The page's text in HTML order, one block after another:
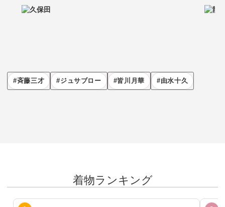
斉藤三才 ジュサブロー 皆川月華 由水十久
着物ランキング